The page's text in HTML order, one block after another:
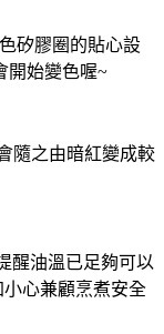
矽膠圈 的貼心設
開始變色喔~
隨之由暗紅變成較
醒油溫已足夠可以
心兼顧烹煮安全